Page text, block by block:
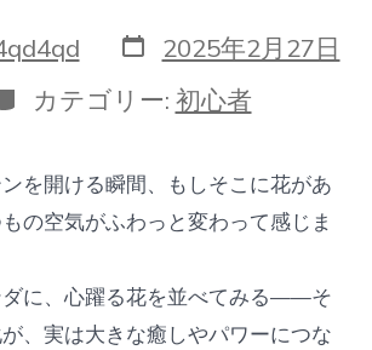
投
稿
日
2025年2月27日
カテゴリー: 初心者
を開ける瞬間、もしそこに花があ
の空気がふわっと変わって感じま
ダに、心躍る花を並べてみる——そ
、実は大きな癒しやパワーにつな